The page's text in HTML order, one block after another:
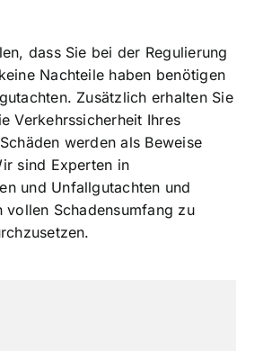
dass Sie bei der Regulierung
Nachteile haben benötigen
Zusätzlich erhalten Sie
Verkehrssicherheit Ihres
werden als Beweise
sind Experten in
und Unfallgutachten und
vollen Schadensumfang zu